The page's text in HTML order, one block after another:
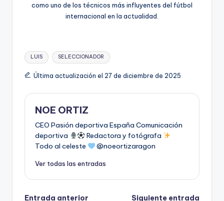
como uno de los técnicos más influyentes del fútbol
internacional en la actualidad.
LUIS SELECCIONADOR
Última actualización el 27 de diciembre de 2025
NOE ORTIZ
CEO Pasión deportiva España Comunicación
deportiva
Redactora y fotógrafa
Todo al celeste
@noeortizaragon
Ver todas las entradas
Entrada anterior
Siguiente entrada